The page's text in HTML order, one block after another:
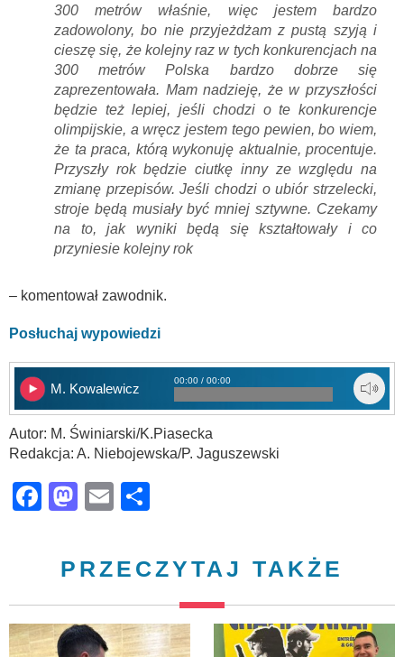
300 metrów właśnie, więc jestem bardzo
zadowolony, bo nie przyjeżdżam z pustą szyją i
cieszę się, że kolejny raz w tych konkurencjach na
300 metrów Polska bardzo dobrze się
zaprezentowała. Mam nadzieję, że w przyszłości
będzie też lepiej, jeśli chodzi o te konkurencje
olimpijskie, a wręcz jestem tego pewien, bo wiem,
że ta praca, którą wykonuję aktualnie, procentuje.
Przyszły rok będzie ciutkę inny ze względu na
zmianę przepisów. Jeśli chodzi o ubiór strzelecki,
stroje będą musiały być mniej sztywne. Czekamy
na to, jak wyniki będą się kształtowały i co
przyniesie kolejny rok
– komentował zawodnik.
Posłuchaj wypowiedzi
M. Kowalewicz
00:00 / 00:00
Autor: M. Świniarski/K.Piasecka
Redakcja: A. Niebojewska/P. Jaguszewski
Facebook
Mastodon
Email
PRZECZYTAJ TAKŻE